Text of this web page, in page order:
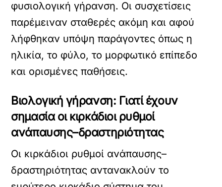
φυσιολογική γήρανση. Οι συσχετίσεις
παρέμειναν σταθερές ακόμη και αφού
λήφθηκαν υπόψη παράγοντες όπως η
ηλικία, το φύλο, το μορφωτικό επίπεδο
και ορισμένες παθήσεις.
Βιολογική γήρανση: Γιατί έχουν
σημασία οι κιρκάδιοι ρυθμοί
ανάπαυσης–δραστηριότητας
Οι κιρκάδιοι ρυθμοί ανάπαυσης–
δραστηριότητας αντανακλούν το